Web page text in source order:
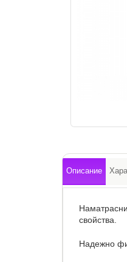
Описание
свойства.
Надежно